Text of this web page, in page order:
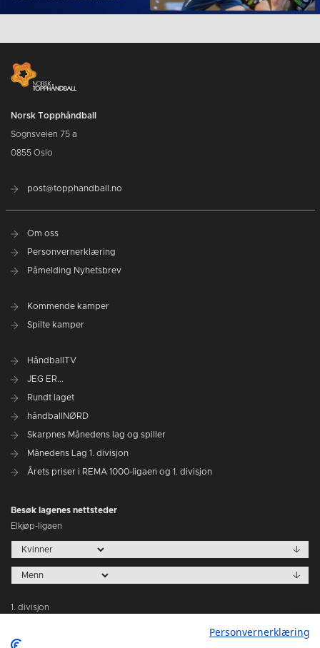
Norsk Topphåndball
Sognsveien 75 a
0855 Oslo
post@topphandball.no
Om oss
Personvernerklæring
Påmelding Nyhetsbrev
Kommende kamper
Spilte kamper
HåndballTV
JEG ER...
Rundt laget
håndballNØRD
Skarpnes Månedens lag og spiller
Månedens Lag 1. divisjon
Årets priser i REMA 1000-ligaen og 1. divisjon
Besøk lagenes nettsteder
Elkjøp-ligaen
1. divisjon
Personvernerklæring